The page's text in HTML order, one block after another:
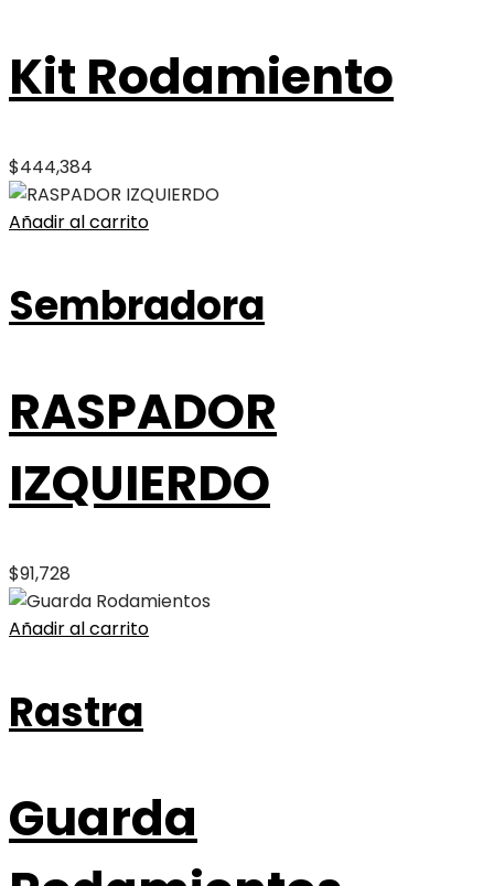
Kit Rodamiento
$444,384
Añadir al carrito
Sembradora
RASPADOR
IZQUIERDO
$91,728
Añadir al carrito
Rastra
Guarda